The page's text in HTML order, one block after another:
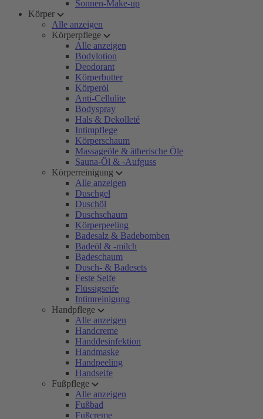
Sonnen-Make-up
Körper
Alle anzeigen
Körperpflege
Alle anzeigen
Bodylotion
Deodorant
Körperbutter
Körperöl
Anti-Cellulite
Bodyspray
Hals & Dekolleté
Intimpflege
Körperschaum
Massageöle & ätherische Öle
Sauna-Öl & -Aufguss
Körperreinigung
Alle anzeigen
Duschgel
Duschöl
Duschschaum
Körperpeeling
Badesalz & Badebomben
Badeöl & -milch
Badeschaum
Dusch- & Badesets
Feste Seife
Flüssigseife
Intimreinigung
Handpflege
Alle anzeigen
Handcreme
Handdesinfektion
Handmaske
Handpeeling
Handseife
Fußpflege
Alle anzeigen
Fußbad
Fußcreme